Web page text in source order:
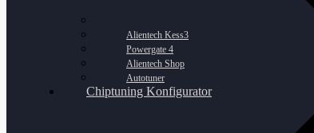
Alientech Kess3
Powergate 4
Alientech Shop
Autotuner
Chiptuning Konfigurator